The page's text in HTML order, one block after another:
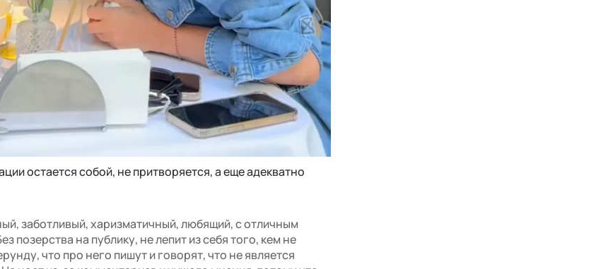
остается собой, не притворяется, а еще адекватно
заботливый, харизматичный, любящий, с отличным
на публику, не лепит из себя того, кем не
что про него пишут и говорят, что не является